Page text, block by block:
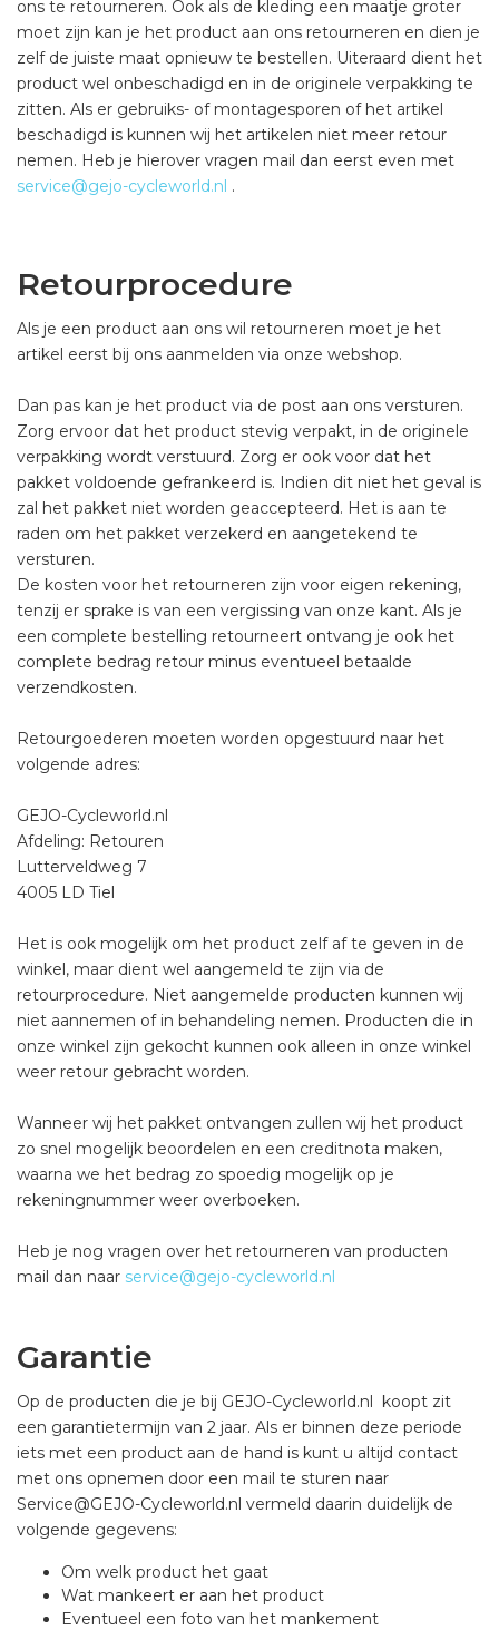
ons te retourneren. Ook als de kleding een maatje groter
moet zijn kan je het product aan ons retourneren en dien je
zelf de juiste maat opnieuw te bestellen. Uiteraard dient het
product wel onbeschadigd en in de originele verpakking te
zitten. Als er gebruiks- of montagesporen of het artikel
beschadigd is kunnen wij het artikelen niet meer retour
nemen. Heb je hierover vragen mail dan eerst even met
service@gejo-cycleworld.nl .
Retourprocedure
Als je een product aan ons wil retourneren moet je het
artikel eerst bij ons aanmelden via onze webshop.
Dan pas kan je het product via de post aan ons versturen.
Zorg ervoor dat het product stevig verpakt, in de originele
verpakking wordt verstuurd. Zorg er ook voor dat het
pakket voldoende gefrankeerd is. Indien dit niet het geval is
zal het pakket niet worden geaccepteerd. Het is aan te
raden om het pakket verzekerd en aangetekend te
versturen.
De kosten voor het retourneren zijn voor eigen rekening,
tenzij er sprake is van een vergissing van onze kant. Als je
een complete bestelling retourneert ontvang je ook het
complete bedrag retour minus eventueel betaalde
verzendkosten.
Retourgoederen moeten worden opgestuurd naar het
volgende adres:
GEJO-Cycleworld.nl
Afdeling: Retouren
Lutterveldweg 7
4005 LD Tiel
Het is ook mogelijk om het product zelf af te geven in de
winkel, maar dient wel aangemeld te zijn via de
retourprocedure. Niet aangemelde producten kunnen wij
niet aannemen of in behandeling nemen. Producten die in
onze winkel zijn gekocht kunnen ook alleen in onze winkel
weer retour gebracht worden.
Wanneer wij het pakket ontvangen zullen wij het product
zo snel mogelijk beoordelen en een creditnota maken,
waarna we het bedrag zo spoedig mogelijk op je
rekeningnummer weer overboeken.
Heb je nog vragen over het retourneren van producten
mail dan naar service@gejo-cycleworld.nl
Garantie
Op de producten die je bij GEJO-Cycleworld.nl koopt zit
een garantietermijn van 2 jaar. Als er binnen deze periode
iets met een product aan de hand is kunt u altijd contact
met ons opnemen door een mail te sturen naar
Service@GEJO-Cycleworld.nl vermeld daarin duidelijk de
volgende gegevens:
Om welk product het gaat
Wat mankeert er aan het product
Eventueel een foto van het mankement